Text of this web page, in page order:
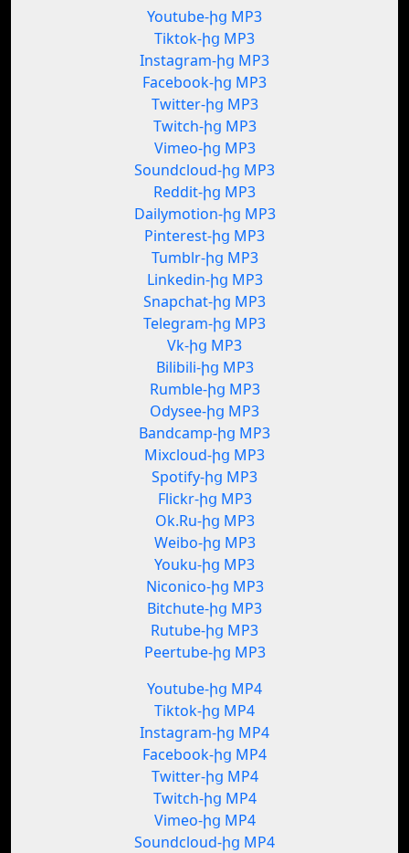
Youtube-ից MP3
Tiktok-ից MP3
Instagram-ից MP3
Facebook-ից MP3
Twitter-ից MP3
Twitch-ից MP3
Vimeo-ից MP3
Soundcloud-ից MP3
Reddit-ից MP3
Dailymotion-ից MP3
Pinterest-ից MP3
Tumblr-ից MP3
Linkedin-ից MP3
Snapchat-ից MP3
Telegram-ից MP3
Vk-ից MP3
Bilibili-ից MP3
Rumble-ից MP3
Odysee-ից MP3
Bandcamp-ից MP3
Mixcloud-ից MP3
Spotify-ից MP3
Flickr-ից MP3
Ok.Ru-ից MP3
Weibo-ից MP3
Youku-ից MP3
Niconico-ից MP3
Bitchute-ից MP3
Rutube-ից MP3
Peertube-ից MP3
Youtube-ից MP4
Tiktok-ից MP4
Instagram-ից MP4
Facebook-ից MP4
Twitter-ից MP4
Twitch-ից MP4
Vimeo-ից MP4
Soundcloud-ից MP4